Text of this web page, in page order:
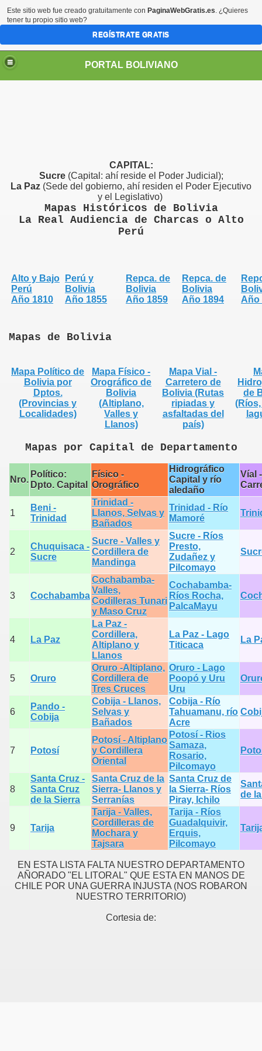
PORTAL BOLIVIANO
CAPITAL:
Sucre(Capital: ahí reside el Poder Judicial);
La Paz (Sede del gobierno, ahí residen el Poder Ejecutivo
y el Legislativo)
Mapas Históricos de Bolivia
La Real Audiencia de Charcas o Alto
Perú
Alto y Bajo
Perú
Año 1810
Perú y
Bolivia
Año 1855
Repca. de
Bolivia
Año 1859
Repca. de
Bolivia
Año 1894
Año
Mapas de Bolivia
Mapa Político de
Bolivia por
Dptos.
(Provincias y
Localidades)
Mapa Físico -
Orográfico de
Bolivia
(Altiplano,
Valles y
Llanos)
Mapa Vial -
Carretero de
Bolivia (Rutas
ripiadas y
asfaltadas del
país)
de
Mapas por Capital de Departamento
Nro.
Político:
Dpto. Capital
Físico -
Orográfico
Hidrográfico
Capital y río
aledaño
Víal -
1
Beni -
Trinidad
Trinidad -
Llanos, Selvas y
Bañados
Trinidad - Río
Mamoré
2
Chuquisaca -
Sucre
Sucre - Valles y
Cordillera de
Mandinga
Sucre - Ríos
Presto,
Zudañez y
Pilcomayo
3 Cochabamba
Cochabamba-
Valles,
Codilleras Tunari
y Maso Cruz
Cochabamba-
Ríos Rocha,
PalcaMayu
4 La Paz
La Paz -
Cordillera,
Altiplano y
Llanos
La Paz - Lago
Titicaca
La
5 Oruro
Oruro -Altiplano,
Cordillera de
Tres Cruces
Oruro - Lago
Poopó y Uru
Uru
6
Pando -
Cobija
Cobija - Llanos,
Selvas y
Bañados
Cobija - Río
Tahuamanu, río
Acre
7 Potosí
Potosí - Altiplano
y Cordillera
Oriental
Potosí - Rios
Samaza,
Rosario,
Pilcomayo
8
Santa Cruz -
Santa Cruz
de la Sierra
Santa Cruz de la
Sierra- Llanos y
Serranías
Santa Cruz de
la Sierra- Ríos
Piray, Ichilo
de
9 Tarija
Tarija - Valles,
Cordilleras de
Mochara y
Tajsara
Tarija - Ríos
Guadalquivir,
Erquis,
Pilcomayo
EN ESTA LISTA FALTA NUESTRO DEPARTAMENTO
AÑORADO "EL LITORAL" QUE ESTA EN MANOS DE
CHILE POR UNA GUERRA INJUSTA (NOS ROBARON
NUESTRO TERRITORIO)
Cortesia de:
Este sitio web fue creado gratuitamente con PaginaWebGratis.es. ¿Quieres
tener tu propio sitio web?
REGÍSTRATE GRATIS